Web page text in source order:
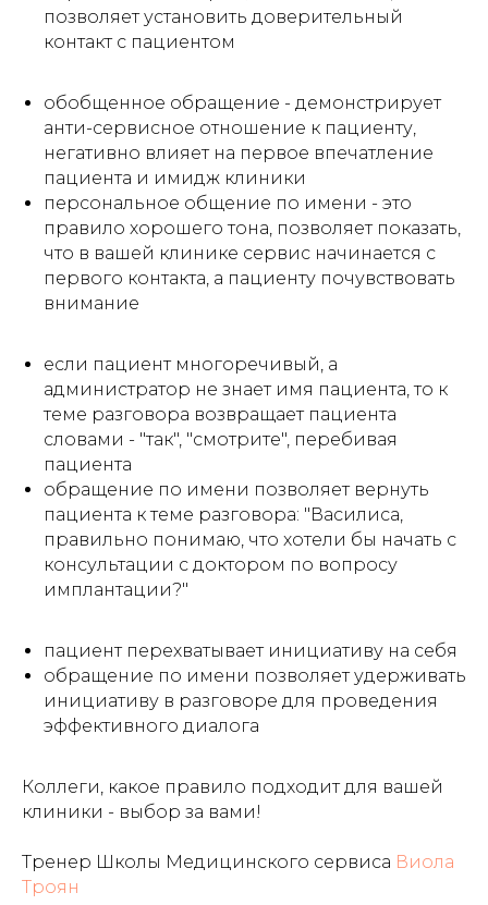
позволяет установить доверительный
контакт с пациентом
обобщенное обращение - демонстрирует
анти-сервисное отношение к пациенту,
негативно влияет на первое впечатление
пациента и имидж клиники
персональное общение по имени - это
правило хорошего тона, позволяет показать,
что в вашей клинике сервис начинается с
первого контакта, а пациенту почувствовать
внимание
если пациент многоречивый, а
администратор не знает имя пациента, то к
теме разговора возвращает пациента
словами - "так", "смотрите", перебивая
пациента
обращение по имени позволяет вернуть
пациента к теме разговора: "Василиса,
правильно понимаю, что хотели бы начать с
консультации с доктором по вопросу
имплантации?"
пациент перехватывает инициативу на себя
обращение по имени позволяет удерживать
инициативу в разговоре для проведения
эффективного диалога
Коллеги, какое правило подходит для вашей
клиники - выбор за вами!
Тренер Школы Медицинского сервиса Виола
Троян